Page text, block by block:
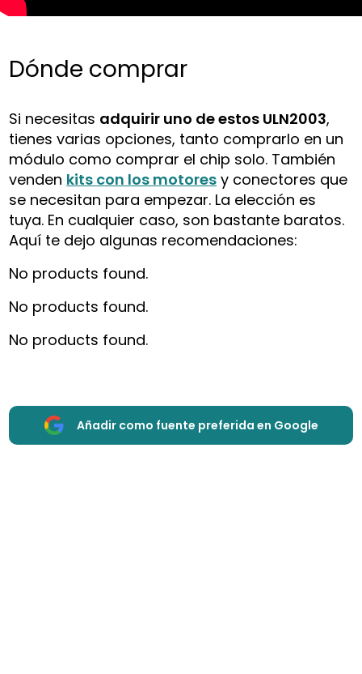
Dónde comprar
Si necesitas adquirir uno de estos ULN2003,
tienes varias opciones, tanto comprarlo en un
módulo como comprar el chip solo. También
venden kits con los motores y conectores que
se necesitan para empezar. La elección es
tuya. En cualquier caso, son bastante baratos.
Aquí te dejo algunas recomendaciones:
No products found.
No products found.
No products found.
Añadir como fuente preferida en Google